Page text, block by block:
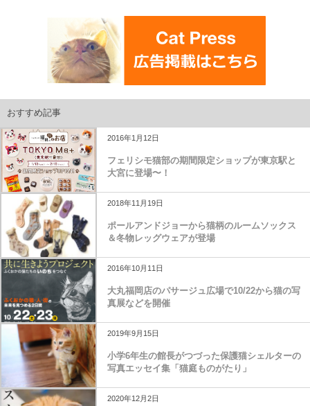
おすすめ記事
2016年1月12日
フェリシモ猫部の期間限定ショップが東京駅と
大宮に登場〜！
2018年11月19日
ポールアンドジョーから猫柄のルームソックス
＆冬物レッグウェアが登場
2016年10月11日
大丸福岡店のパサージュ広場で10/22から猫の写
真展などを開催
2019年9月15日
小学6年生の館長がつづった保護猫シェルターの
写真エッセイ集「猫庭ものがたり」
2020年12月2日